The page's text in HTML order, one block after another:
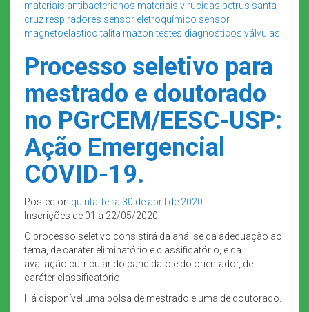
materiais antibacterianos materiais virucidas petrus santa
cruz respiradores sensor eletroquímico sensor
magnetoelástico talita mazon testes diagnósticos válvulas
Processo seletivo para
mestrado e doutorado
no PGrCEM/EESC-USP:
Ação Emergencial
COVID-19.
Posted on quinta-feira 30 de abril de 2020
Inscrições de 01 a 22/05/2020.
O processo seletivo consistirá da análise da adequação ao
tema, de caráter eliminatório e classificatório, e da
avaliação curricular do candidato e do orientador, de
caráter classificatório.
Há disponível uma bolsa de mestrado e uma de doutorado.